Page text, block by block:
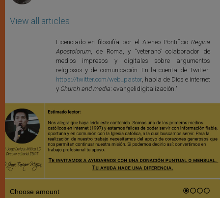
View all articles
Licenciado en filosofía por el Ateneo Pontificio Regina
Apostolorum, de Roma, y “veterano” colaborador de
medios impresos y digitales sobre argumentos
religiosos y de comunicación. En la cuenta de Twitter:
https://twitter.com/web_pastor, habla de Dios e internet
y Church and media: evangelidigitalización."